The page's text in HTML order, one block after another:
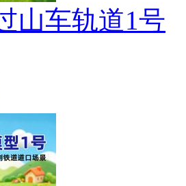
山车轨道1号